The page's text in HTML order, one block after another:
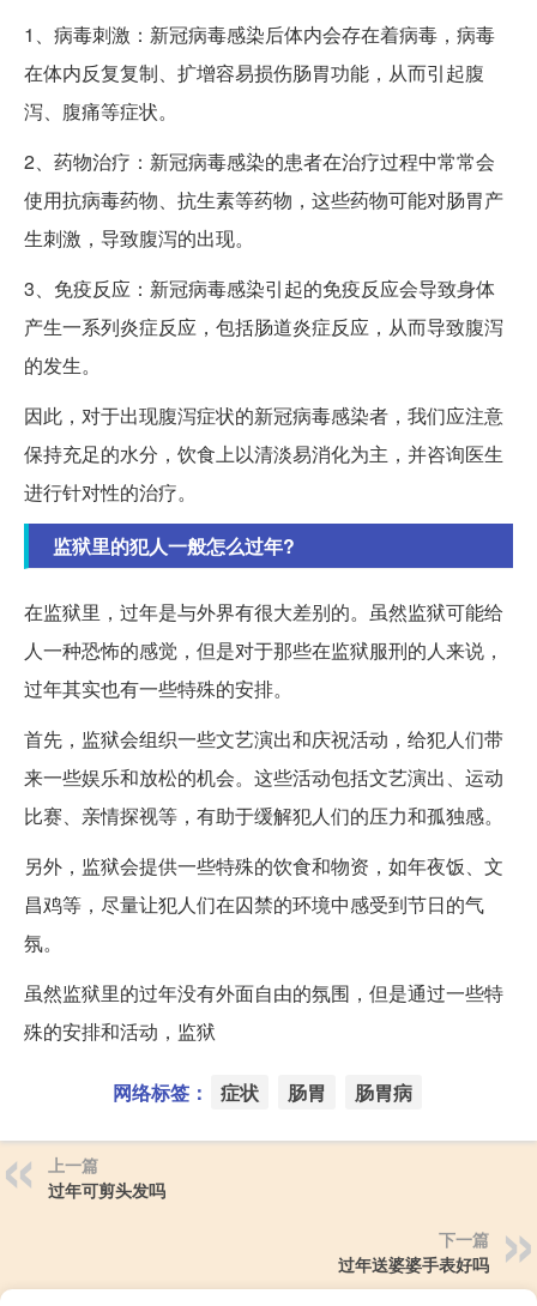
1、病毒刺激：新冠病毒感染后体内会存在着病毒，病毒
在体内反复复制、扩增容易损伤肠胃功能，从而引起腹
泻、腹痛等症状。
2、药物治疗：新冠病毒感染的患者在治疗过程中常常会
使用抗病毒药物、抗生素等药物，这些药物可能对肠胃产
生刺激，导致腹泻的出现。
3、免疫反应：新冠病毒感染引起的免疫反应会导致身体
产生一系列炎症反应，包括肠道炎症反应，从而导致腹泻
的发生。
因此，对于出现腹泻症状的新冠病毒感染者，我们应注意
保持充足的水分，饮食上以清淡易消化为主，并咨询医生
进行针对性的治疗。
监狱里的犯人一般怎么过年?
在监狱里，过年是与外界有很大差别的。虽然监狱可能给
人一种恐怖的感觉，但是对于那些在监狱服刑的人来说，
过年其实也有一些特殊的安排。
首先，监狱会组织一些文艺演出和庆祝活动，给犯人们带
来一些娱乐和放松的机会。这些活动包括文艺演出、运动
比赛、亲情探视等，有助于缓解犯人们的压力和孤独感。
另外，监狱会提供一些特殊的饮食和物资，如年夜饭、文
昌鸡等，尽量让犯人们在囚禁的环境中感受到节日的气
氛。
虽然监狱里的过年没有外面自由的氛围，但是通过一些特
殊的安排和活动，监狱
网络标签： 症状 肠胃 肠胃病
上一篇
过年可剪头发吗
下一篇
过年送婆婆手表好吗